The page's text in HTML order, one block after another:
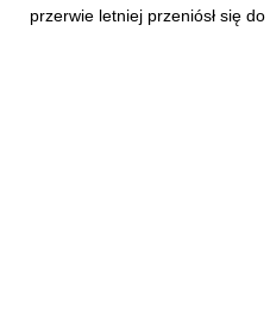
przerwie letniej przeniósł się